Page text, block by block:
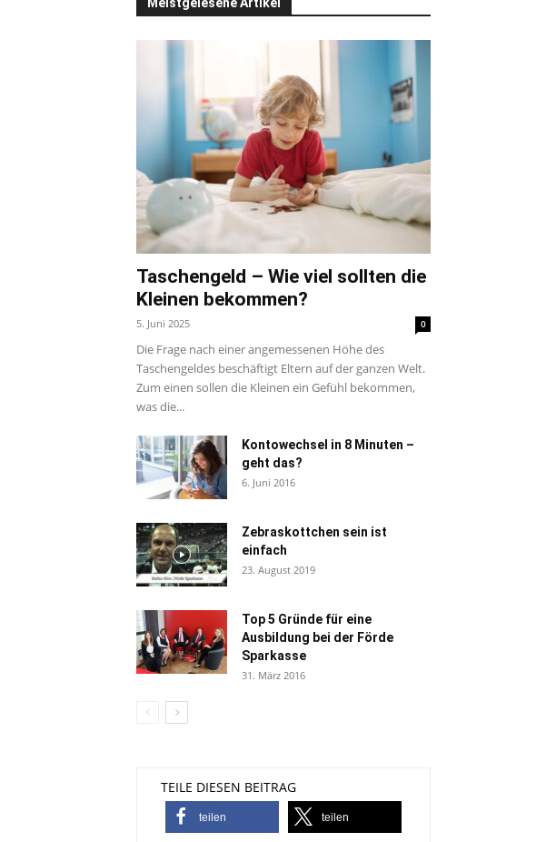
Taschengeld – Wie viel sollten die
Kleinen bekommen?
5. Juni 2025 0
Die Frage nach einer angemessenen Höhe des
Taschengeldes beschäftigt Eltern auf der ganzen Welt.
Zum einen sollen die Kleinen ein Gefühl bekommen,
was die...
Kontowechsel in 8 Minuten –
geht das?
6. Juni 2016
Zebraskottchen sein ist
einfach
23. August 2019
Top 5 Gründe für eine
Ausbildung bei der Förde
Sparkasse
31. März 2016
TEILE DIESEN BEITRAG
teilen teilen